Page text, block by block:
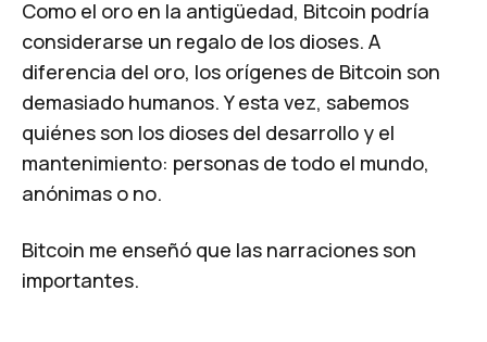
Como el oro en la antigüedad, Bitcoin podría
considerarse un regalo de los dioses. A
diferencia del oro, los orígenes de Bitcoin son
demasiado humanos. Y esta vez, sabemos
quiénes son los dioses del desarrollo y el
mantenimiento: personas de todo el mundo,
anónimas o no.
Bitcoin me enseñó que las narraciones son
importantes.